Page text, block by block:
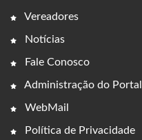
Vereadores
Notícias
Fale Conosco
Administração do Portal
WebMail
Política de Privacidade